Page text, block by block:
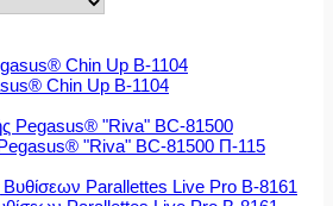
Chin Up Β-1104
"Riva" BC-81500 Π-115